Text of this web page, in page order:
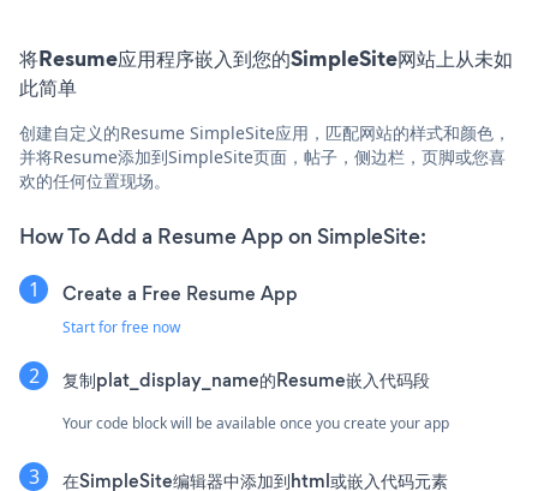
将Resume应用程序嵌入到您的SimpleSite网站上从未如
此简单
创建自定义的Resume SimpleSite应用，匹配网站的样式和颜色，
并将Resume添加到SimpleSite页面，帖子，侧边栏，页脚或您喜
欢的任何位置现场。
How To Add a Resume App on SimpleSite:
Create a Free Resume App
Start for free now
复制plat_display_name的Resume嵌入代码段
Your code block will be available once you create your app
在SimpleSite编辑器中添加到html或嵌入代码元素